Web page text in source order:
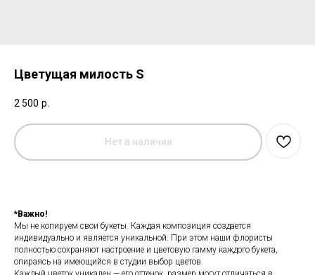
Цветущая милость S
2 500 р.
Нет в наличии
*Важно!
Мы не копируем свои букеты. Каждая композиция создается
индивидуально и является уникальной. При этом наши флористы
полностью сохраняют настроение и цветовую гамму каждого букета,
опираясь на имеющийся в студии выбор цветов.